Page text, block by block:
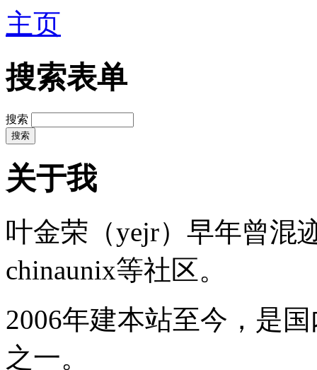
主页
搜索表单
搜索
关于我
叶金荣（yejr）早年曾混
chinaunix等社区。
2006年建本站至今，是
之一。